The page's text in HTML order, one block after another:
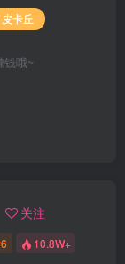
卡丘
钱哦~
关注
10.8W+